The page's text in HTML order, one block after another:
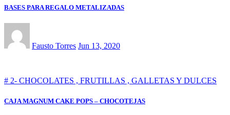
BASES PARA REGALO METALIZADAS
Fausto Torres Jun 13, 2020
# 2- CHOCOLATES , FRUTILLAS , GALLETAS Y DULCES
CAJA MAGNUM CAKE POPS – CHOCOTEJAS